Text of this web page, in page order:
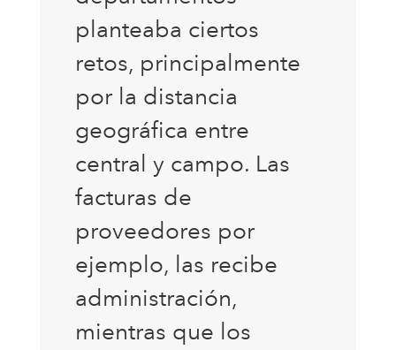
planteaba ciertos
retos, principalmente
por la distancia
geográfica entre
central y campo. Las
facturas de
proveedores por
ejemplo, las recibe
administración,
mientras que los